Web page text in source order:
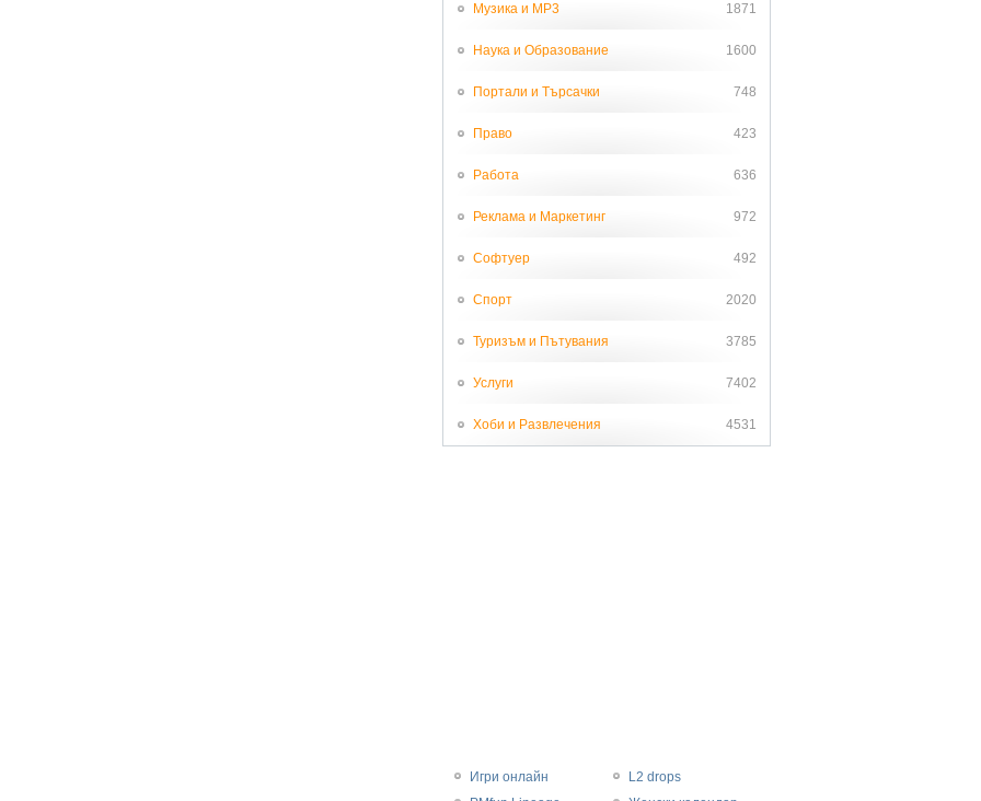
Музика и MP3 1871
Наука и Образование 1600
Портали и Търсачки 748
Право 423
Работа 636
Реклама и Маркетинг 972
Софтуер 492
Спорт 2020
Туризъм и Пътувания 3785
Услуги 7402
Хоби и Развлечения 4531
Игри онлайн
L2 drops